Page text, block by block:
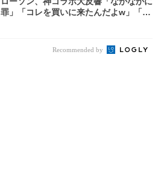
罪」「コレを買いに来たんだよw」「３
Recommended by